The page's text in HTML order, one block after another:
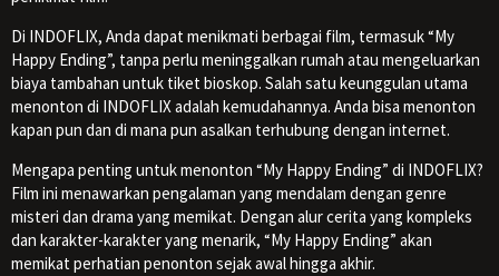
Di INDOFLIX, Anda dapat menikmati berbagai film, termasuk “My
Happy Ending”, tanpa perlu meninggalkan rumah atau mengeluarkan
biaya tambahan untuk tiket bioskop. Salah satu keunggulan utama
menonton di INDOFLIX adalah kemudahannya. Anda bisa menonton
kapan pun dan di mana pun asalkan terhubung dengan internet.
Mengapa penting untuk menonton “My Happy Ending” di INDOFLIX?
Film ini menawarkan pengalaman yang mendalam dengan genre
misteri dan drama yang memikat. Dengan alur cerita yang kompleks
dan karakter-karakter yang menarik, “My Happy Ending” akan
memikat perhatian penonton sejak awal hingga akhir.